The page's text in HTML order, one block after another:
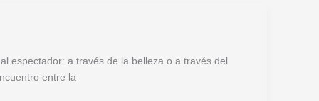
espectador: a través de la belleza o a través del
entre la